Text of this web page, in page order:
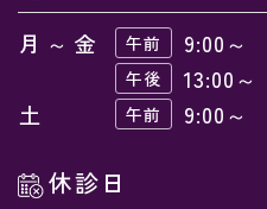
月～金 午前 9:00～
午後
13:00～
土
午前 9:00～
休診日